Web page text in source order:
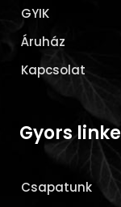
GYIK
Áruház
Kapcsolat
Gyors
Csapatunk